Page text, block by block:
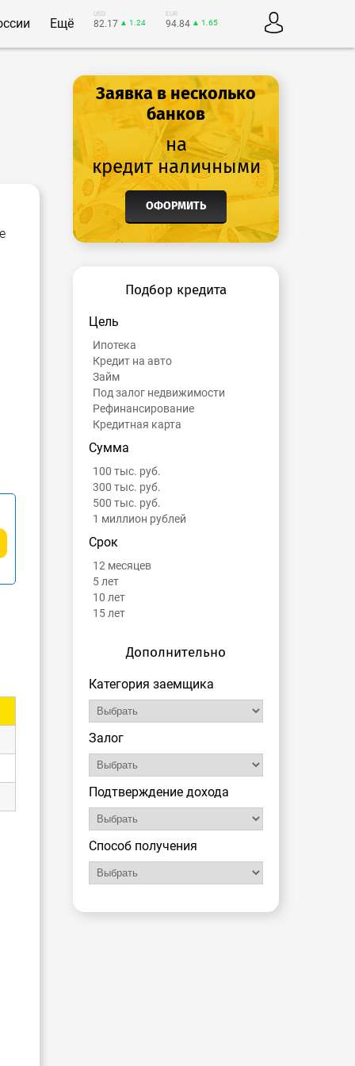
Ещё
USD
82.17 ▲ 1.24
EUR
94.84 ▲ 1.65
Заявка в несколько
банков
на
кредит наличными
ОФОРМИТЬ
Подбор кредита
Цель
Ипотека
Кредит на авто
Займ
Под залог недвижимости
Рефинансирование
Кредитная карта
Сумма
100 тыс. руб.
300 тыс. руб.
500 тыс. руб.
1 миллион рублей
Срок
12 месяцев
5 лет
10 лет
15 лет
Дополнительно
Категория заемщика
Залог
Подтверждение дохода
Способ получения